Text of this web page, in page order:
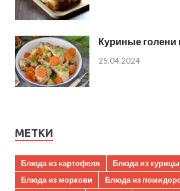
Куриные голени
25.04.2024
МЕТКИ
Блюда из картофеля
Блюда из курицы
Блюда из моркови
Блюда из